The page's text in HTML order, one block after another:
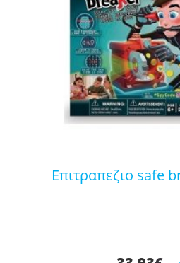
επιτραπεζιο safe